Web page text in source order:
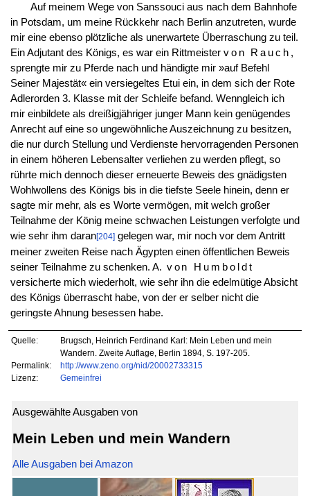
Auf meinem Wege von Sanssouci aus nach dem Bahnhofe
in Potsdam, um meine Rückkehr nach Berlin anzutreten, wurde
mir eine ebenso plötzliche als unerwartete Überraschung zu teil.
Ein Adjutant des Königs, es war ein Rittmeister von Rauch ,
sprengte mir zu Pferde nach und händigte mir »auf Befehl
Seiner Majestät« ein versiegeltes Etui ein, in dem sich der Rote
Adlerorden 3. Klasse mit der Schleife befand. Wenngleich ich
mir einbildete als dreißigjähriger junger Mann kein genügendes
Anrecht auf eine so ungewöhnliche Auszeichnung zu besitzen,
die nur durch Stellung und Verdienste hervorragenden Personen
in einem höheren Lebensalter verliehen zu werden pflegt, so
rührte mich dennoch dieser erneuerte Beweis des gnädigsten
Wohlwollens des Königs bis in die tiefste Seele hinein, denn er
sagte mir mehr, als es Worte vermögen, mit welch großer
Teilnahme der König meine schwachen Leistungen verfolgte und
wie sehr ihm daran[204]gelegen war, mir noch vor dem Antritt
meiner zweiten Reise nach Ägypten einen öffentlichen Beweis
seiner Teilnahme zu schenken. A. von Humboldt
versicherte mich wiederholt, wie sehr ihn die edelmütige Absicht
des Königs überrascht habe, von der er selber nicht die
geringste Ahnung besessen habe.
Quelle:
Brugsch, Heinrich Ferdinand Karl: Mein Leben und mein
Wandern. Zweite Auflage, Berlin 1894, S. 197-205.
Permalink:
http://www.zeno.org/nid/20002733315
Lizenz:
Gemeinfrei
Ausgewählte Ausgaben von
Mein Leben und mein Wandern
Alle Ausgaben bei Amazon